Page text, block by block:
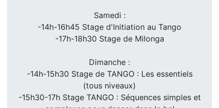
Samedi :
-14h-16h45 Stage d'Initiation au Tango
-17h-18h30 Stage de Milonga
Dimanche :
-14h-15h30 Stage de TANGO : Les essentiels
(tous niveaux)
-15h30-17h Stage TANGO : Séquences simples et